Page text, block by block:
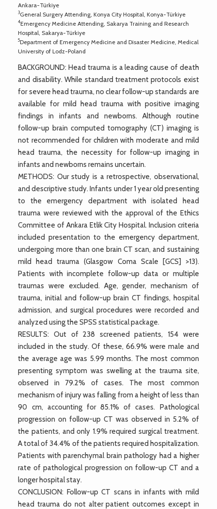
Ankara-Türkiye
3General Surgery Attending, Konya City Hospital, Konya-Türkiye
4Emergency Medicine Attending, Sakarya Training and Research
Hospital, Sakarya-Türkiye
5Department of Emergency Medicine and Disaster Medicine, Medical
University of Lodz-Poland
BACKGROUND: Head trauma is a leading cause of death
and disability. While standard treatment protocols exist
for severe head trauma, no clear follow-up standards are
available for mild head trauma with positive imaging
findings in infants and newborns. Although routine
follow-up brain computed tomography (CT) imaging is
not recommended for children with moderate and mild
head trauma, the necessity for follow-up imaging in
infants and newborns remains uncertain.
METHODS: Our study is a retrospective, observational,
and descriptive study. Infants under 1 year old presenting
to the emergency department with isolated head
trauma were reviewed with the approval of the Ethics
Committee of Ankara Etlik City Hospital. Inclusion criteria
included presentation to the emergency department,
undergoing more than one brain CT scan, and sustaining
mild head trauma (Glasgow Coma Scale [GCS] >13).
Patients with incomplete follow-up data or multiple
traumas were excluded. Age, gender, mechanism of
trauma, initial and follow-up brain CT findings, hospital
admission, and surgical procedures were recorded and
analyzed using the SPSS statistical package.
RESULTS: Out of 238 screened patients, 154 were
included in the study. Of these, 66.9% were male and
the average age was 5.99 months. The most common
presenting symptom was swelling at the trauma site,
observed in 79.2% of cases. The most common
mechanism of injury was falling from a height of less than
90 cm, accounting for 85.1% of cases. Pathological
progression on follow-up CT was observed in 5.2% of
the patients, and only 1.9% required surgical treatment.
A total of 34.4% of the patients required hospitalization.
Patients with parenchymal brain pathology had a higher
rate of pathological progression on follow-up CT and a
longer hospital stay.
CONCLUSION: Follow-up CT scans in infants with mild
head trauma do not alter patient outcomes except in